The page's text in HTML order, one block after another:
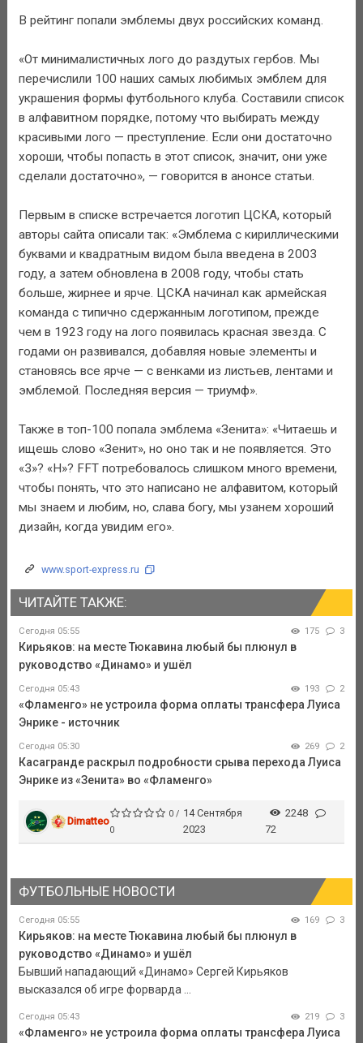
В рейтинг попали эмблемы двух российских команд.
«От минималистичных лого до раздутых гербов. Мы
перечислили 100 наших самых любимых эмблем для
украшения формы футбольного клуба. Составили список
в алфавитном порядке, потому что выбирать между
красивыми лого — преступление. Если они достаточно
хороши, чтобы попасть в этот список, значит, они уже
сделали достаточно», — говорится в анонсе статьи.
Первым в списке встречается логотип ЦСКА, который
авторы сайта описали так: «Эмблема с кириллическими
буквами и квадратным видом была введена в 2003
году, а затем обновлена в 2008 году, чтобы стать
больше, жирнее и ярче. ЦСКА начинал как армейская
команда с типично сдержанным логотипом, прежде
чем в 1923 году на лого появилась красная звезда. С
годами он развивался, добавляя новые элементы и
становясь все ярче — с венками из листьев, лентами и
эмблемой. Последняя версия — триумф».
Также в топ-100 попала эмблема «Зенита»: «Читаешь и
ищешь слово «Зенит», но оно так и не появляется. Это
«3»? «H»? FFT потребовалось слишком много времени,
чтобы понять, что это написано не алфавитом, который
мы знаем и любим, но, слава богу, мы узанем хороший
дизайн, когда увидим его».
www.sport-express.ru
ЧИТАЙТЕ ТАКЖЕ:
Сегодня 05:55 175 3
Кирьяков: на месте Тюкавина любый бы плюнул в
руководство «Динамо» и ушёл
Сегодня 05:43 193 2
«Фламенго» не устроила форма оплаты трансфера Луиса
Энрике - источник
Сегодня 05:30 269 2
Касагранде раскрыл подробности срыва перехода Луиса
Энрике из «Зенита» во «Фламенго»
Dimatteo
0 /
0
14 Сентября
2023
2248
72
ФУТБОЛЬНЫЕ НОВОСТИ
Сегодня 05:55 169 3
Кирьяков: на месте Тюкавина любый бы плюнул в
руководство «Динамо» и ушёл
Бывший нападающий «Динамо» Сергей Кирьяков
высказался об игре форварда ...
Сегодня 05:43 219 3
«Фламенго» не устроила форма оплаты трансфера Луиса